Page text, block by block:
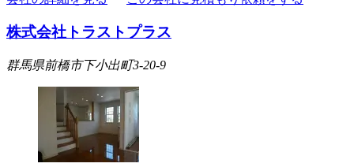
株式会社トラストプラス
群馬県前橋市下小出町3-20-9